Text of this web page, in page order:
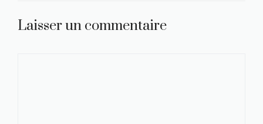
Laisser un commentaire